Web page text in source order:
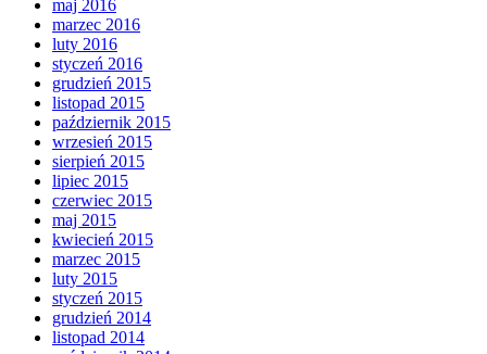
maj 2016
marzec 2016
luty 2016
styczeń 2016
grudzień 2015
listopad 2015
październik 2015
wrzesień 2015
sierpień 2015
lipiec 2015
czerwiec 2015
maj 2015
kwiecień 2015
marzec 2015
luty 2015
styczeń 2015
grudzień 2014
listopad 2014